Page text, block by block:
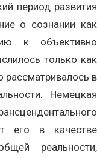
период развития
о сознании как
к объективно
только как
рассматривалось в
Немецкая
его в качестве
реальности,